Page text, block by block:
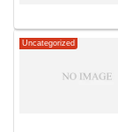
Uncategorized